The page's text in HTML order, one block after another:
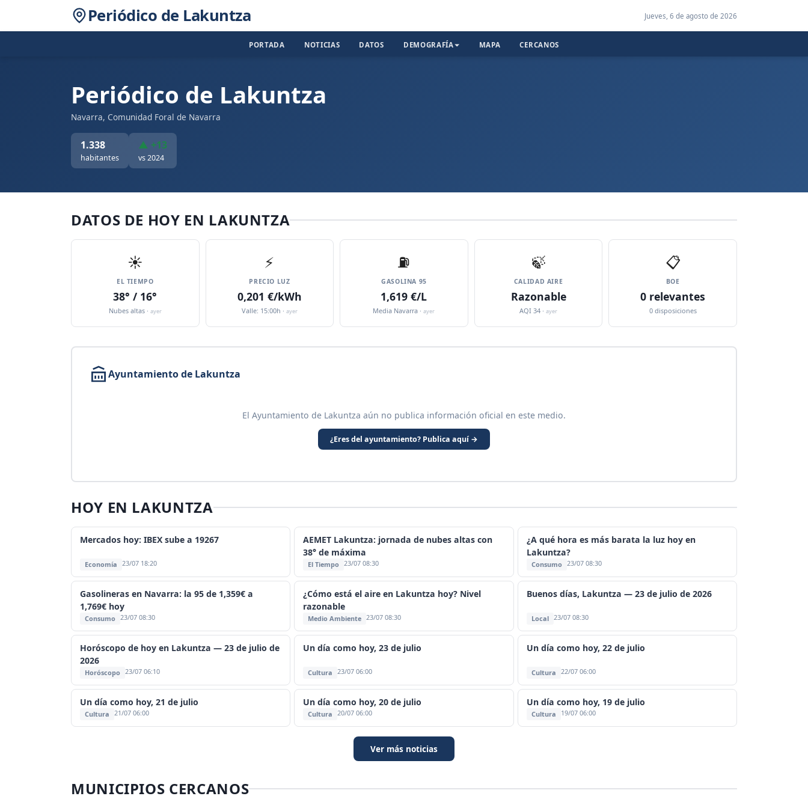
Periódico de Lakuntza Jueves, 6 de agosto de 2026
PORTADA NOTICIAS DATOS DEMOGRAFÍA MAPA CERCANOS
Periódico de Lakuntza
Navarra, Comunidad Foral de Navarra
1.338
habitantes
▲ +13
vs 2024
DATOS DE HOY EN LAKUNTZA
☀️
EL TIEMPO
38° / 16°
Nubes altas · ayer
⚡
PRECIO LUZ
0,201 €/kWh
Valle: 15:00h · ayer
⛽️
GASOLINA 95
1,619 €/L
Media Navarra ·ayer
🍃
CALIDAD AIRE
Razonable
AQI 34 ·ayer
📋
BOE
0 relevantes
0 disposiciones
Ayuntamiento de Lakuntza
El Ayuntamiento de Lakuntza aún no publica información oficial en este medio.
¿Eres del ayuntamiento? Publica aquí →
HOY EN LAKUNTZA
Mercados hoy: IBEX sube a 19267
Economía 23/07 18:20
AEMET Lakuntza: jornada de nubes altas con
38° de máxima
El Tiempo 23/07 08:30
¿A qué hora es más barata la luz hoy en
Lakuntza?
Consumo 23/07 08:30
Gasolineras en Navarra: la 95 de 1,359€ a
1,769€ hoy
Consumo 23/07 08:30
¿Cómo está el aire en Lakuntza hoy? Nivel
razonable
Medio Ambiente 23/07 08:30
Buenos días, Lakuntza — 23 de julio de 2026
Local 23/07 08:30
Horóscopo de hoy en Lakuntza — 23 de julio de
2026
Horóscopo 23/07 06:10
Un día como hoy, 23 de julio
Cultura 23/07 06:00
Un día como hoy, 22 de julio
Cultura 22/07 06:00
Un día como hoy, 21 de julio
Cultura 21/07 06:00
Un día como hoy, 20 de julio
Cultura 20/07 06:00
Un día como hoy, 19 de julio
Cultura 19/07 06:00
Ver más noticias
MUNICIPIOS CERCANOS